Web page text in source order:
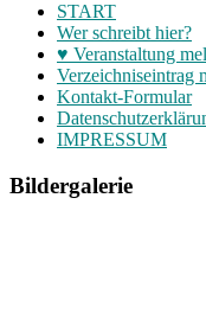
START
Wer schreibt hier?
♥ Veranstaltung
Verzeichniseintrag
Kontakt-Formular
IMPRESSUM
Bildergalerie